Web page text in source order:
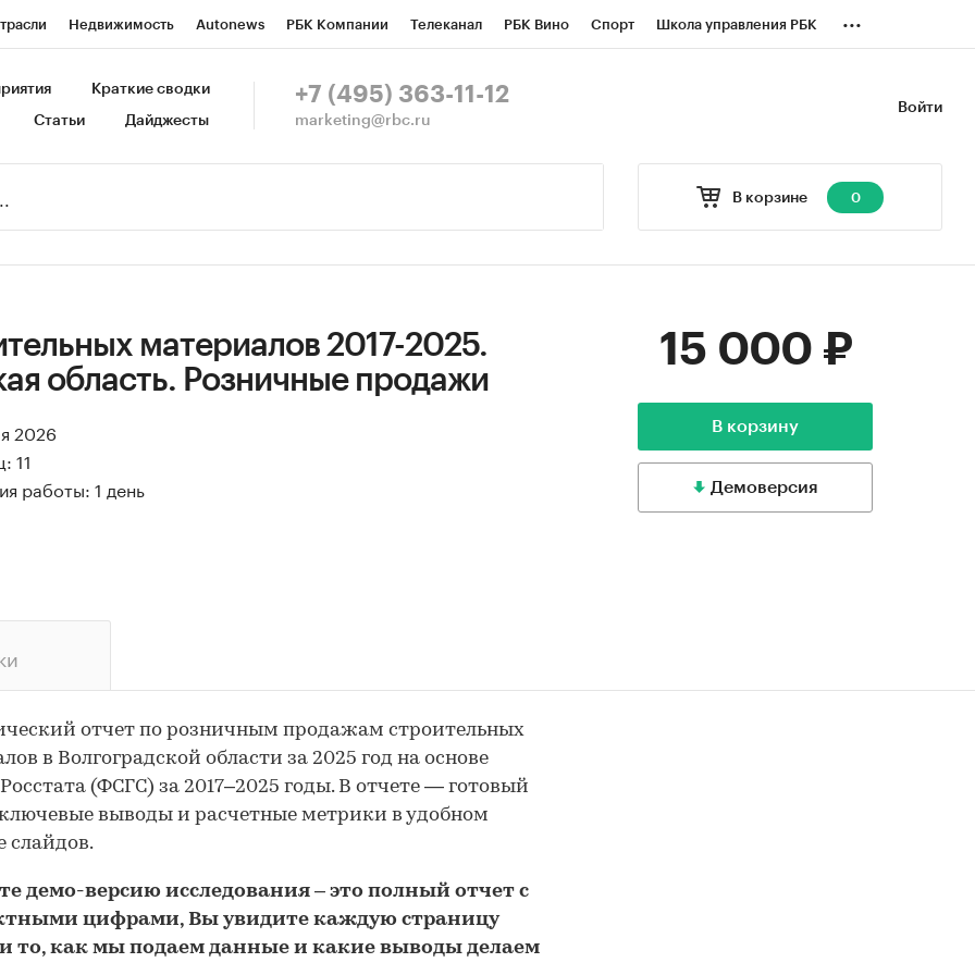
Недвижимость Autonews РБК Компании Телеканал РБК Вино Спорт Школа управления РБК
Спецпроекты СПб Конференции СПб Спецпроекты
...
Войти
Краткие сводки
Статьи Дайджесты
+7 (495) 363-11-12
marketing@rbc.ru
В корзине 0
материалов 2017-2025.
область. Розничные продажи
2026
11
работы: 1 день
15 000 ₽
В корзину
Демоверсия
отчет по розничным продажам строительных
в Волгоградской области за 2025 год на основе
(ФСГС) за 2017–2025 годы. В отчете — готовый
выводы и расчетные метрики в удобном
слайдов.
демо-версию исследования – это полный отчет с
цифрами, Вы увидите каждую страницу
то, как мы подаем данные и какие выводы делаем